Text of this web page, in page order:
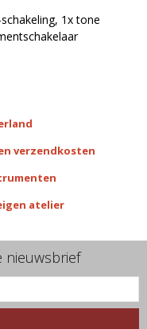
1x tone
verzendkosten
atelier
nieuwsbrief